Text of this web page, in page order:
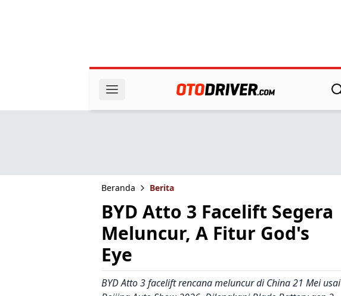
Beranda Berita
BYD Atto 3 Facelift Segera
Meluncur, A Fitur God's
Eye
BYD Atto 3 facelift rencana meluncur di China 21 Mei usai